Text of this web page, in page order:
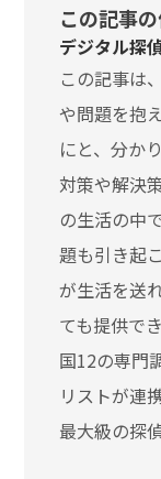
この記事
デジタル探
この記事は
や問題を抱
にと、分か
対策や解決
の生活の中
題も引き起
が生活を送
ても提供で
国12の専門
リストが連
最大級の探